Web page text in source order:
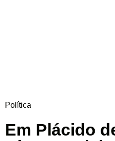
Política
Em Plácido